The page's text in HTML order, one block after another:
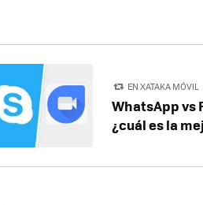
EN XATAKA MÓVIL
WhatsApp vs
¿cuál es la